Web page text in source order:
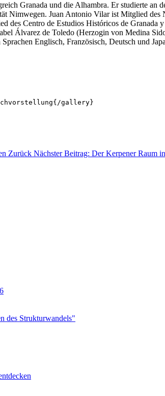
Granada und die Alhambra. Er studierte an
Nimwegen. Juan Antonio Vilar ist Mitglied
des Centro de Estudios Históricos de
Álvarez de Toledo (Herzogin von Medina
Englisch, Französisch, Deutsch und
gallery}
Zurück Nächster Beitrag: Der Kerpener Raum
des Strukturwandels"